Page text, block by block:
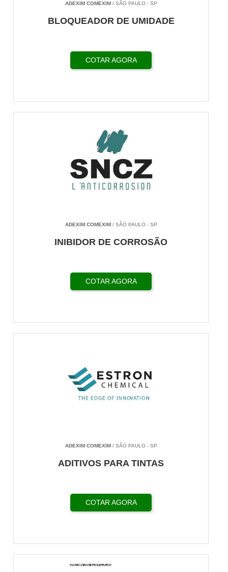
ADEXIM COMEXIM/ SÃO PAULO - SP
BLOQUEADOR DE UMIDADE
COTAR AGORA
ADEXIM COMEXIM/ SÃO PAULO - SP
INIBIDOR DE CORROSÃO
COTAR AGORA
ADEXIM COMEXIM/ SÃO PAULO - SP
ADITIVOS PARA TINTAS
COTAR AGORA